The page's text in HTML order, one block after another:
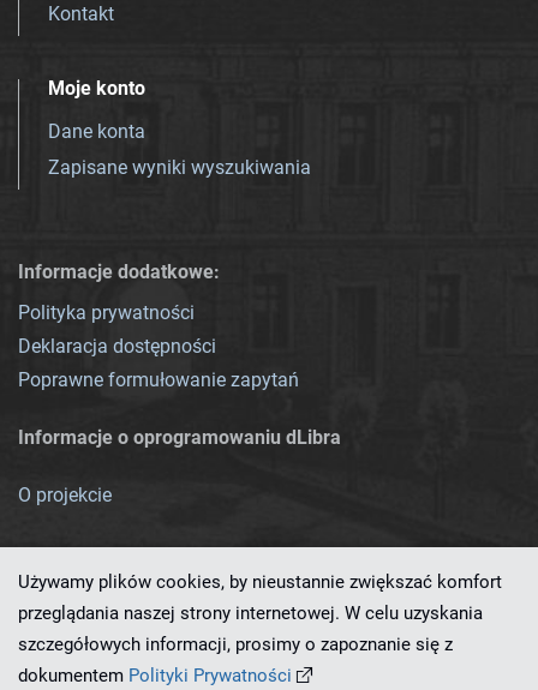
Kontakt
Moje konto
Dane konta
Zapisane wyniki wyszukiwania
Informacje dodatkowe:
Polityka prywatności
Deklaracja dostępności
Poprawne formułowanie zapytań
Informacje o oprogramowaniu dLibra
O projekcie
Ten serwis działa dzięki oprogramowaniu
Używamy plików cookies, by nieustannie zwiększać komfort
przeglądania naszej strony internetowej. W celu uzyskania
szczegółowych informacji, prosimy o zapoznanie się z
dokumentem Polityki Prywatności